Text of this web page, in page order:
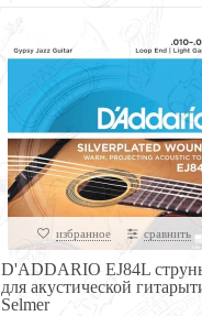
избранное сравнить
D'ADDARIO EJ84L
для акустической
Selmer